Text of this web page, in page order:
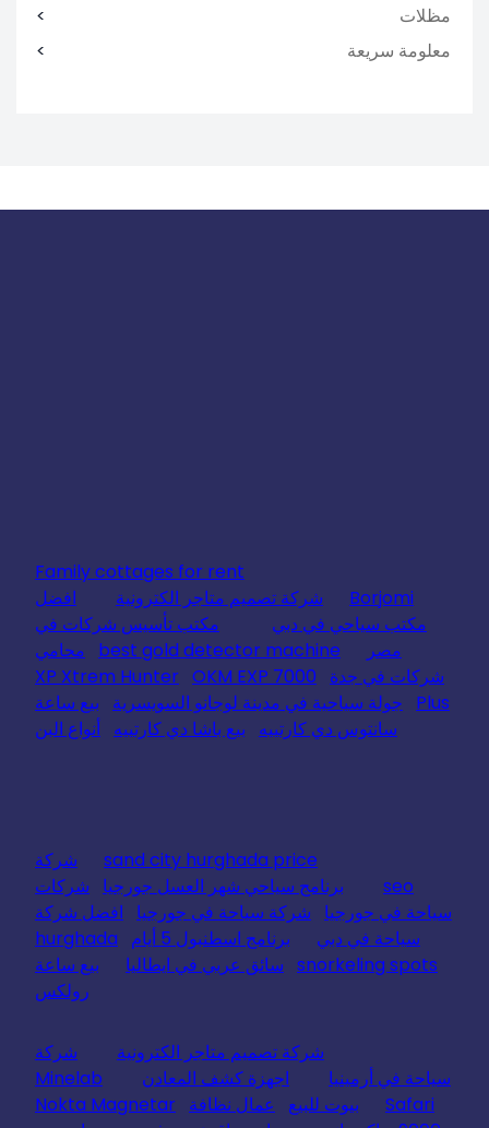
مظلات
معلومة سريعة
Family cottages for rent
Borjomi
شركة تصميم متاجر الكترونية
افضل
مكتب سياحي في دبي
مكتب تأسيس شركات في
مصر
best gold detector machine
محامي
شركات في جدة
XP Xtrem Hunter OKM EXP 7000
Plus
جولة سياحية في مدينة لوجانو السويسرية
بيع ساعة
سانتوس دي كارتييه
بيع باشا دي كارتييه أنواع البن
sand city hurghada price
شركة
seo
برنامج سياحي شهر العسل جورجيا
شركات
سياحة في جورجيا
شركة سياحة في جورجيا
افضل شركة
سياحة في دبي
برنامج اسطنبول 5 أيام
hurghada
snorkeling spots سائق عربي في ايطاليا
بيع ساعة
رولكس
شركة تصميم متاجر الكترونية
شركة
سياحة في أرمينيا
اجهزة كشف المعادن
Minelab
Safari
بيوت للبيع عمال نظافة Nokta Magnetar